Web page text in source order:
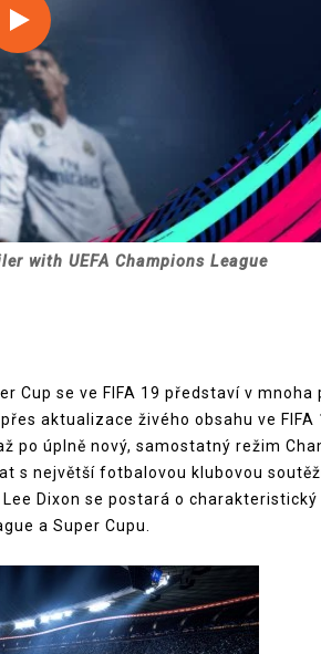
with UEFA Champions League
Cup se ve FIFA 19 představí v mnoha
aktualizace živého obsahu ve FIFA
po úplně nový, samostatný režim
s největší fotbalovou klubovou
Dixon se postará o charakteristický
a Super Cupu.